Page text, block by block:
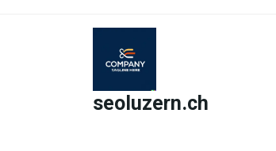
seoluzern.ch